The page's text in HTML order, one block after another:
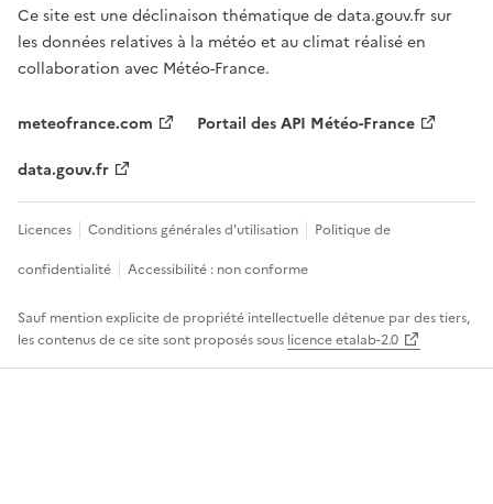
Ce site est une déclinaison thématique de data.gouv.fr sur
les données relatives à la météo et au climat réalisé en
collaboration avec Météo-France.
meteofrance.com
Portail des API Météo-France
data.gouv.fr
Licences Conditions générales d'utilisation
Politique de
confidentialité
Accessibilité : non conforme
Sauf mention explicite de propriété intellectuelle détenue par des tiers,
les contenus de ce site sont proposés sous licence etalab-2.0